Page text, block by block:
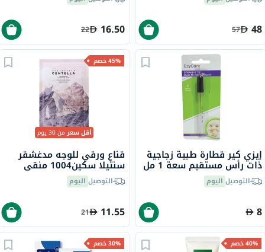
مل
48
57
16.50
22
إيزي كير قطارة طبية زجاجية
ذات رأس مستقيم سعة 1 مل
19349
التوصيل اليوم
8
45% خصم
أقل سعرمن 30 يوم
قناع ورقي للوجه مدغشقر
سنتيلا سكين1004 منقي
ومسامي 23 مل
التوصيل اليوم
11.55
21
40% خصم 30% خصم